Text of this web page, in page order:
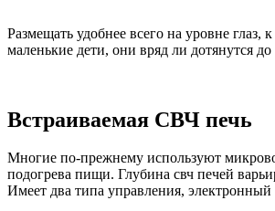
Размещать удобнее всего на уровне глаз,
маленькие дети, они вряд ли дотянутся
Встраиваемая СВЧ печь
Многие по-прежнему используют
подогрева пищи. Глубина свч печей
Имеет два типа управления,